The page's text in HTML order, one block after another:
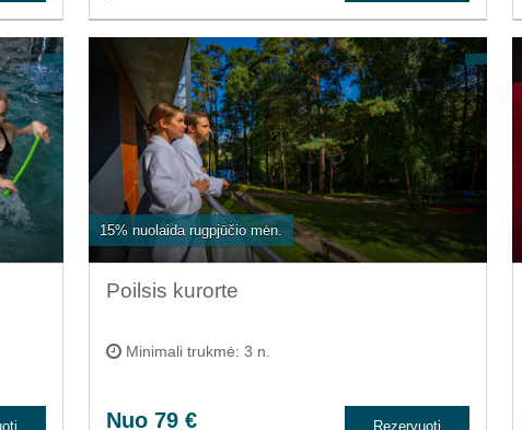
15% nuolaida rugpjūčio mėn.
Poilsis kurorte
Minimali trukmė: 3 n.
Nuo 79 € Rezervuoti